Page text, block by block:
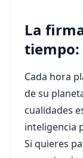
La
tiempo:
Cada hora
de su
cualidades
inteligencia
Si quieres